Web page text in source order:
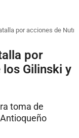
por acciones de
por
Gilinski y
toma de